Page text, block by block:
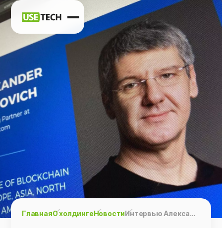
Контакты
tg
ГлавнаяО холдингеНовости Интервью Александра Митровича «Как блокчейн поможет построить Web 3.0» CNews